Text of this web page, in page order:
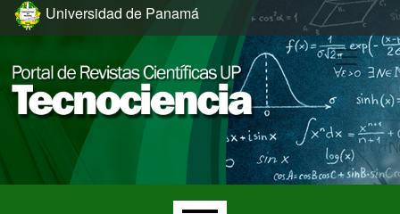
Ir al menú de navegación principal
Ir al contenido principal
Ir al pie de página del sitio
Universidad de Panamá